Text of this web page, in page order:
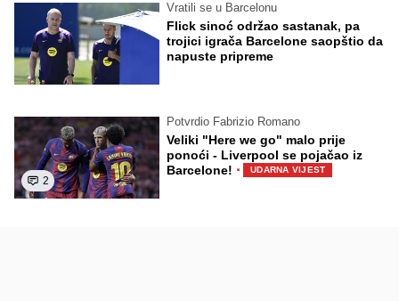
Vratili se u Barcelonu
Flick sinoć održao sastanak, pa
trojici igrača Barcelone saopštio da
napuste pripreme
2
Potvrdio Fabrizio Romano
Veliki "Here we go" malo prije
ponoći - Liverpool se pojačao iz
Barcelone! · UDARNA VIJEST